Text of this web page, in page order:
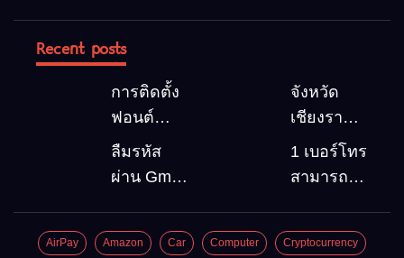
Recent posts
การติดตั้ง
ฟอนต์
(Font)
ลงบน
จังหวัด
เชียงราย 5
สถานที่
ท่องเที่ยว
ลืมรหัส
ผ่าน Gmail
Google
account
1 เบอร์โทร
สามารถ
Gmail
บัญชีใหม่
AirPay Amazon Car Computer Cryptocurrency